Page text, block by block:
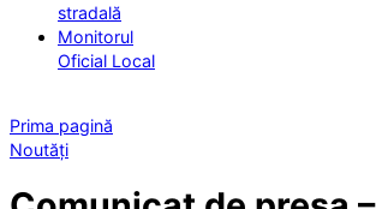
stradală
Monitorul
Oficial Local
Prima pagină
Noutăți